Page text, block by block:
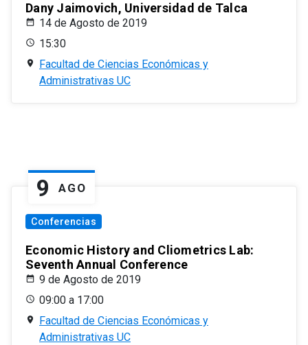
Dany Jaimovich, Universidad de Talca
14 de Agosto de 2019
15:30
Facultad de Ciencias Económicas y
Administrativas UC
9 AGO
Conferencias
Economic History and Cliometrics Lab:
Seventh Annual Conference
9 de Agosto de 2019
09:00 a 17:00
Facultad de Ciencias Económicas y
Administrativas UC